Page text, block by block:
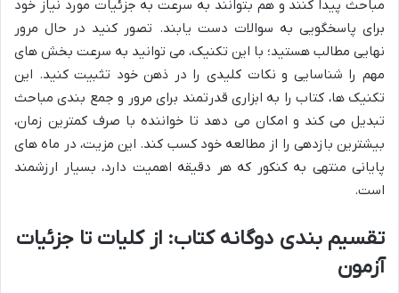
مباحث پیدا کنند و هم بتوانند به سرعت به جزئیات مورد نیاز خود
برای پاسخگویی به سوالات دست یابند. تصور کنید در حال مرور
نهایی مطالب هستید؛ با این تکنیک، می توانید به سرعت بخش های
مهم را شناسایی و نکات کلیدی را در ذهن خود تثبیت کنید. این
تکنیک ها، کتاب را به ابزاری قدرتمند برای مرور و جمع بندی مباحث
تبدیل می کند و امکان می دهد تا خواننده با صرف کمترین زمان،
بیشترین بازدهی را از مطالعه خود کسب کند. این مزیت، در ماه های
پایانی منتهی به کنکور که هر دقیقه اهمیت دارد، بسیار ارزشمند
است.
تقسیم بندی دوگانه کتاب: از کلیات تا جزئیات
آزمون